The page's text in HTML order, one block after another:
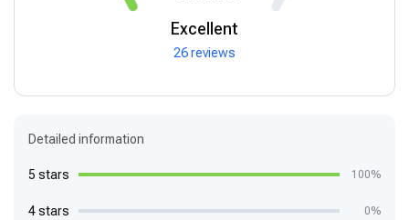
Excellent
26 reviews
Detailed information
5 stars 100%
4 stars 0%